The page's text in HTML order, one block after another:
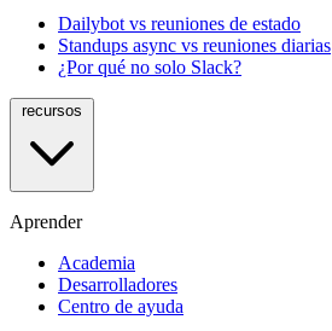
Dailybot vs reuniones de estado
Standups async vs reuniones diarias
¿Por qué no solo Slack?
Aprender
Academia
Desarrolladores
Centro de ayuda